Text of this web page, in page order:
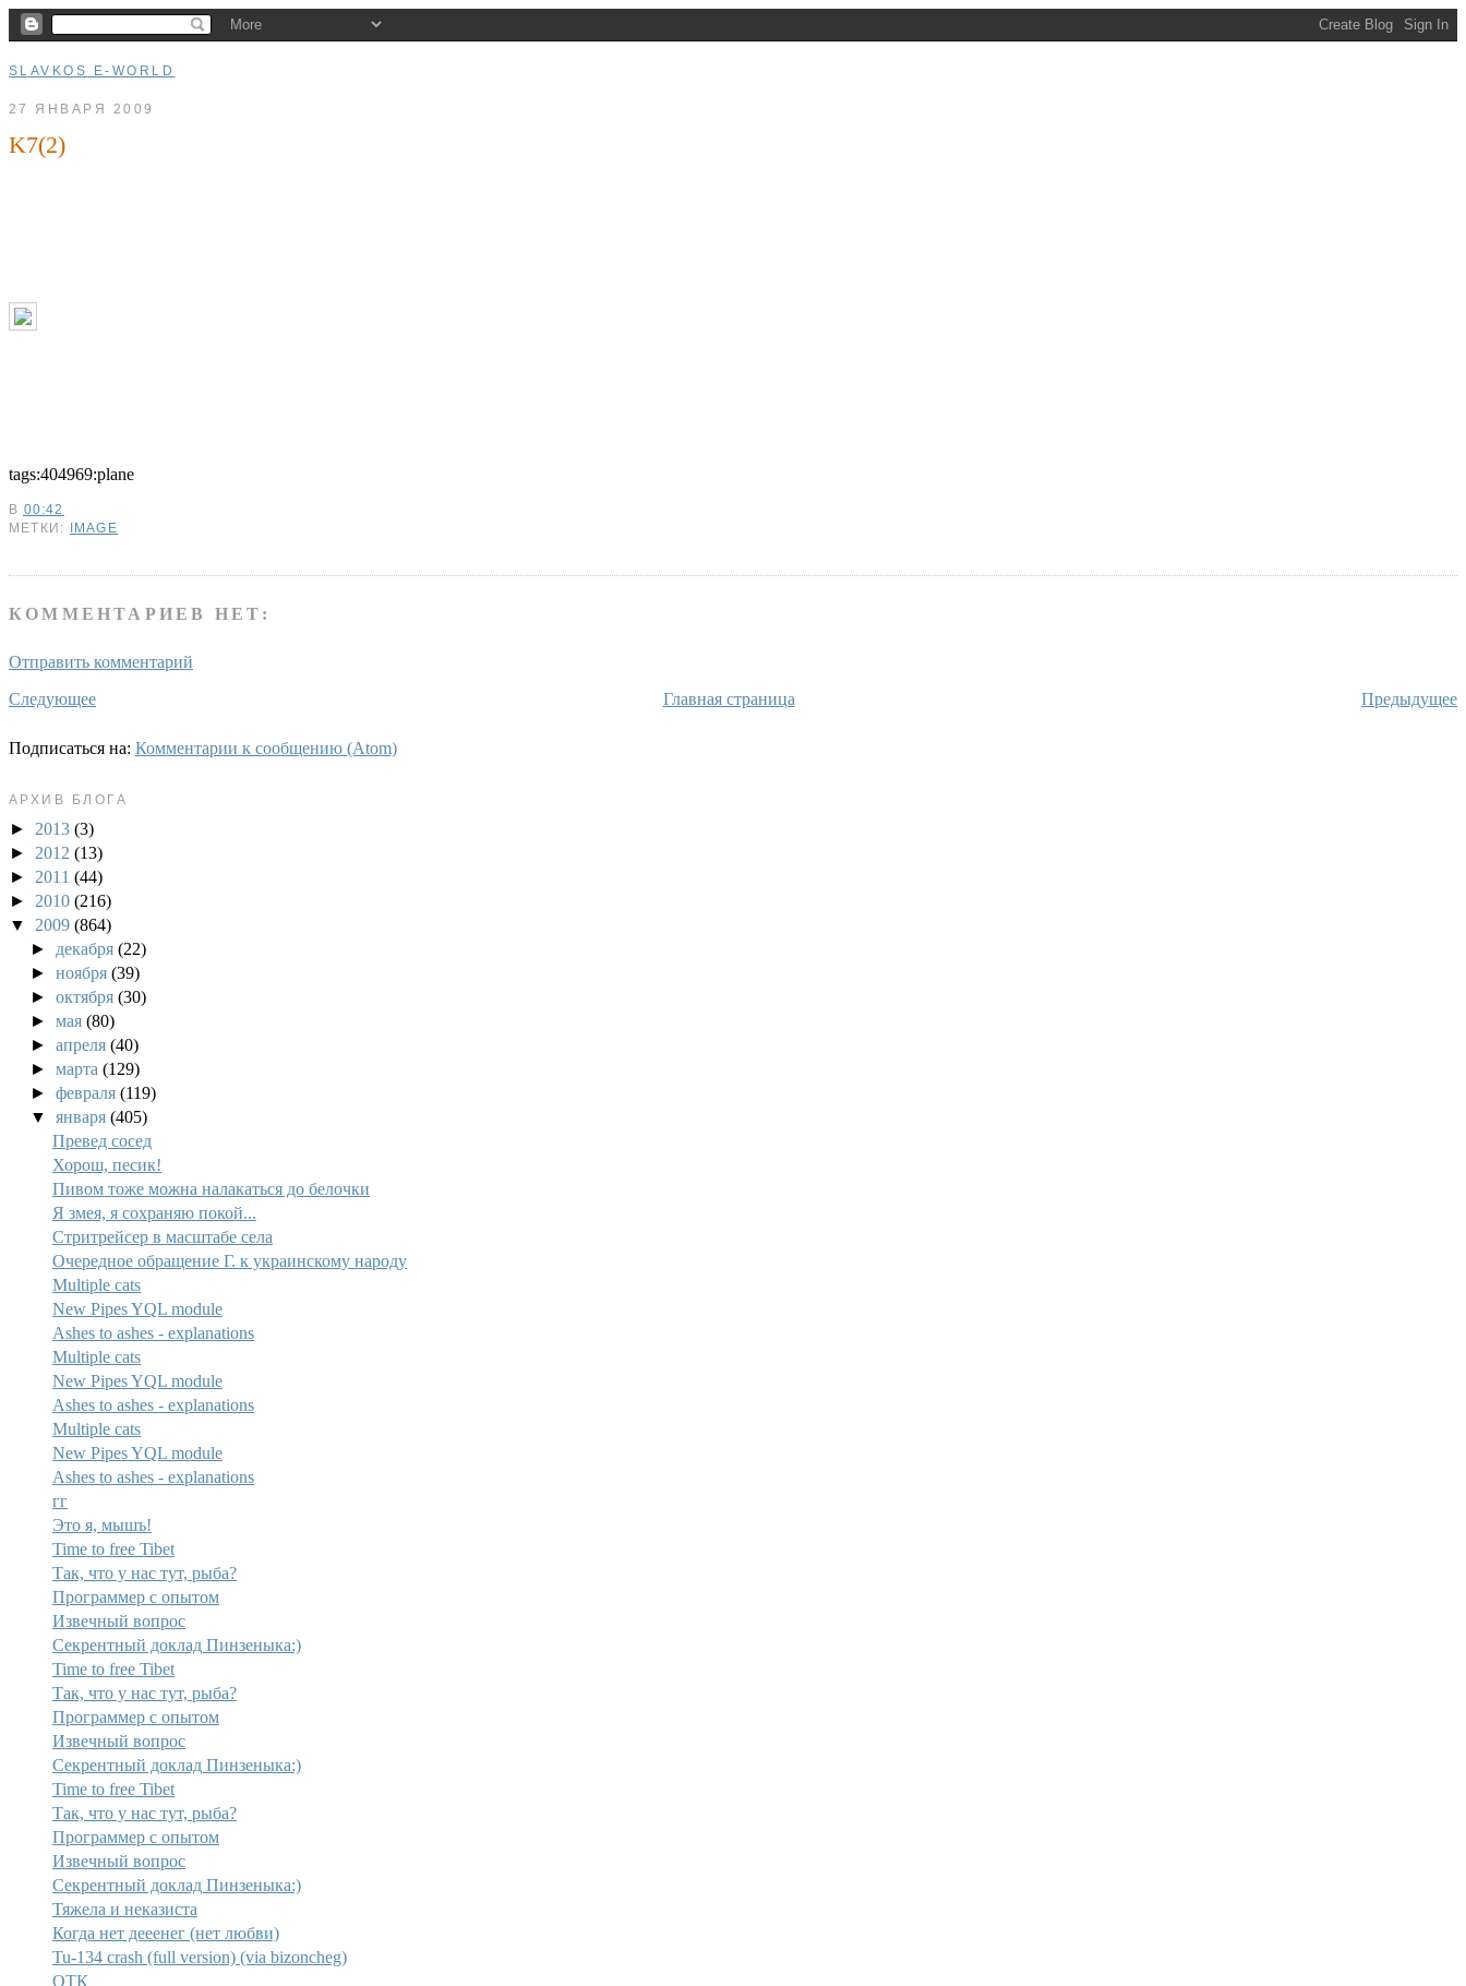
SLAVKOS E-WORLD
27 ЯНВАРЯ 2009
K7(2)
tags:404969:plane
В 00:42
МЕТКИ:
IMAGE
КОММЕНТАРИЕВ НЕТ:
Отправить комментарий
Следующее
Предыдущее
Главная страница
Подписаться на: Комментарии к сообщению (Atom)
АРХИВ БЛОГА
► 2013 (3)
► 2012 (13)
► 2011 (44)
► 2010 (216)
▼ 2009 (864)
► декабря(22)
►ноября(39)
►октября(30)
►мая(80)
►апреля(40)
►марта(129)
►февраля(119)
▼января(405)
Превед сосед
Хорош, песик!
Пивом тоже можна налакаться до белочки
Я змея, я сохраняю покой...
Стритрейсер в масштабе села
Очередное обращение Г. к украинскому народу
Multiple cats
New Pipes YQL module
Ashes to ashes - explanations
Multiple cats
New Pipes YQL module
Ashes to ashes - explanations
Multiple cats
New Pipes YQL module
Ashes to ashes - explanations
гг
Это я, мышъ!
Time to free Tibet
Так, что у нас тут, рыба?
Программер с опытом
Извечный вопрос
Секрентный доклад Пинзеныка:)
Time to free Tibet
Так, что у нас тут, рыба?
Программер с опытом
Извечный вопрос
Секрентный доклад Пинзеныка:)
Time to free Tibet
Так, что у нас тут, рыба?
Программер с опытом
Извечный вопрос
Секрентный доклад Пинзеныка:)
Тяжела и неказиста
Когда нет дееенег (нет любви)
Tu-134 crash (full version) (via bizoncheg)
ОТК